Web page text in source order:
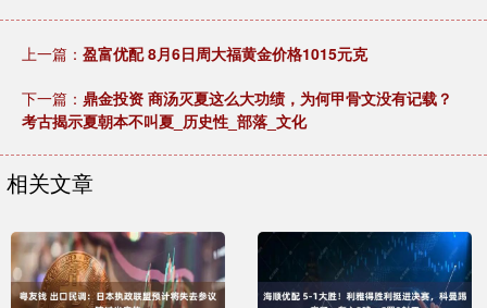
上一篇： 盈富优配 8月6日周大福黄金价格1015元克
下一篇： 鼎金投资 商汤灭夏这么大功绩，为何甲骨文没有记载？
考古揭示夏朝本不叫夏_历史性_部落_文化
相关文章